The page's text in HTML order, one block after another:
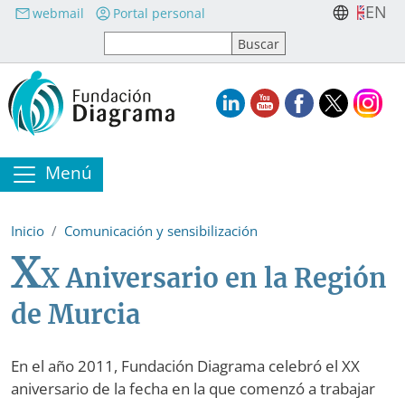
Pasar al contenido principal
webmail Portal personal EN
Menú
Inicio Comunicación y sensibilización
XX Aniversario en la Región
de Murcia
En el año 2011, Fundación Diagrama celebró el XX
aniversario de la fecha en la que comenzó a trabajar